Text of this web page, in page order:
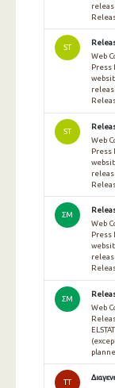
ST
Web
Press
ST
Web
Press
ΣΜ
Web
Press
ΣΜ
Web
TT